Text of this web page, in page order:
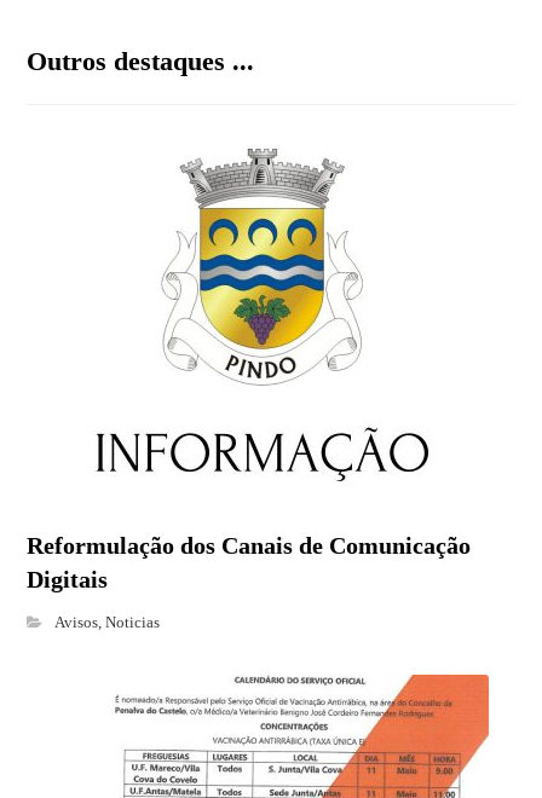
Outros destaques ...
Reformulação dos Canais de Comunicação
Digitais
Avisos,Noticias